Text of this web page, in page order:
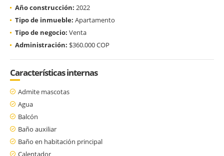
Año construcción: 2022
Tipo de inmueble: Apartamento
Tipo de negocio: Venta
Administración: $360.000 COP
Características internas
Admite mascotas
Agua
Balcón
Baño auxiliar
Baño en habitación principal
Calentador